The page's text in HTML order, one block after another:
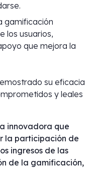
gamificación
los usuarios,
que mejora la
su eficacia
y leales
innovadora que
la participación de
ingresos de las
de la gamificación,